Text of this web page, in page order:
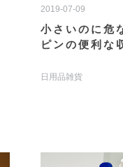
2019-07-09
小さいのに危
ピンの便利な
日用品雑貨